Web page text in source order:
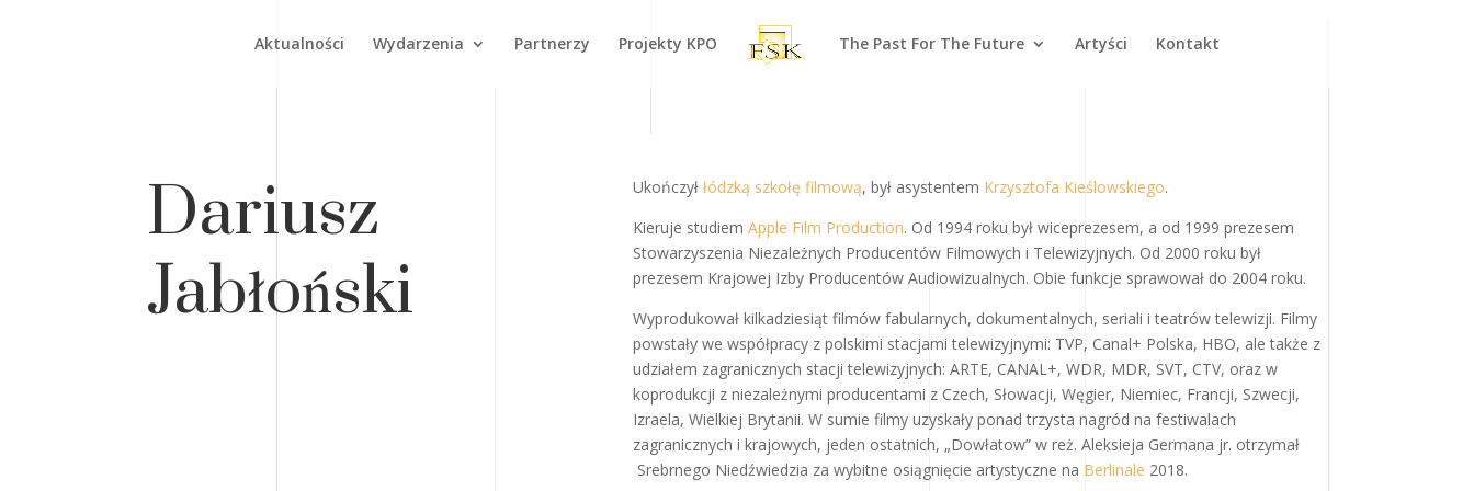
Aktualności Wydarzenia Partnerzy Projekty KPO The Past For The Future Artyści Kontakt
Dariusz
Jabłoński
Ukończył łódzką szkołę filmową, był asystentem Krzysztofa Kieślowskiego.
Kieruje studiem Apple Film Production. Od 1994 roku był wiceprezesem, a od 1999 prezesem
Stowarzyszenia Niezależnych Producentów Filmowych i Telewizyjnych. Od 2000 roku był
prezesem Krajowej Izby Producentów Audiowizualnych. Obie funkcje sprawował do 2004 roku.
Wyprodukował kilkadziesiąt filmów fabularnych, dokumentalnych, seriali i teatrów telewizji. Filmy
powstały we współpracy z polskimi stacjami telewizyjnymi: TVP, Canal+ Polska, HBO, ale także z
udziałem zagranicznych stacji telewizyjnych: ARTE, CANAL+, WDR, MDR, SVT, CTV, oraz w
koprodukcji z niezależnymi producentami z Czech, Słowacji, Węgier, Niemiec, Francji, Szwecji,
Izraela, Wielkiej Brytanii. W sumie filmy uzyskały ponad trzysta nagród na festiwalach
zagranicznych i krajowych, jeden ostatnich, „Dowłatow” w reż. Aleksieja Germana jr. otrzymał
Srebrnego Niedźwiedzia za wybitne osiągnięcie artystyczne na Berlinale 2018.